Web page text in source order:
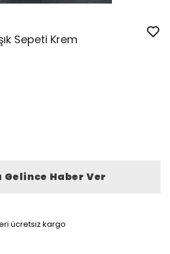
Sepeti Krem
Gelince Haber Ver
ücretsiz kargo